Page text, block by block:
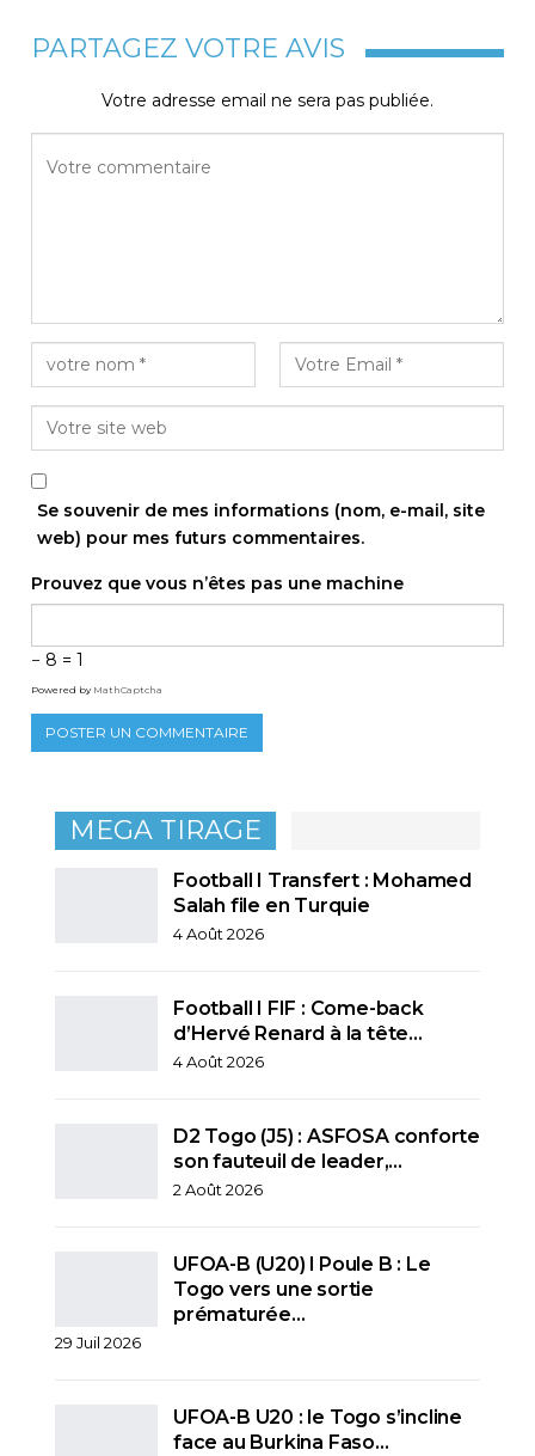
PARTAGEZ VOTRE AVIS
Votre adresse email ne sera pas publiée.
Se souvenir de mes informations (nom, e-mail, site
web) pour mes futurs commentaires.
Prouvez que vous n’êtes pas une machine
− 8 = 1
Powered by MathCaptcha
MEGA TIRAGE
Football I Transfert : Mohamed
Salah file en Turquie
4 Août 2026
Football I FIF : Come-back
d’Hervé Renard à la tête…
4 Août 2026
D2 Togo (J5) : ASFOSA conforte
son fauteuil de leader,…
2 Août 2026
UFOA-B (U20) l Poule B : Le
Togo vers une sortie
prématurée…
29 Juil 2026
UFOA-B U20 : le Togo s’incline
face au Burkina Faso…